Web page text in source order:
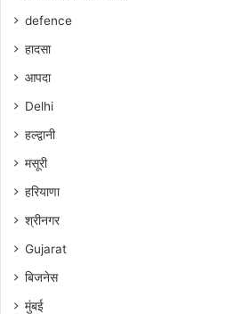
defence
हादसा
आपदा
Delhi
हल्द्वानी
मसूरी
हरियाणा
श्रीनगर
Gujarat
बिजनेस
मुंबई